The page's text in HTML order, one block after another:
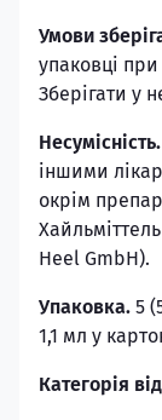
Умови
упаковці
Зберігати у
Несумісність.
іншими
окрім
Heel GmbH).
Упаковка. 5
1,1 мл у
Категорія